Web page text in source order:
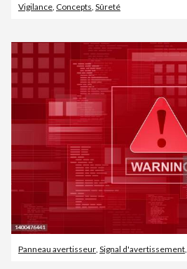
Vigilance Concepts Sûreté
Panneau avertisseur, Signal d'avertissement,